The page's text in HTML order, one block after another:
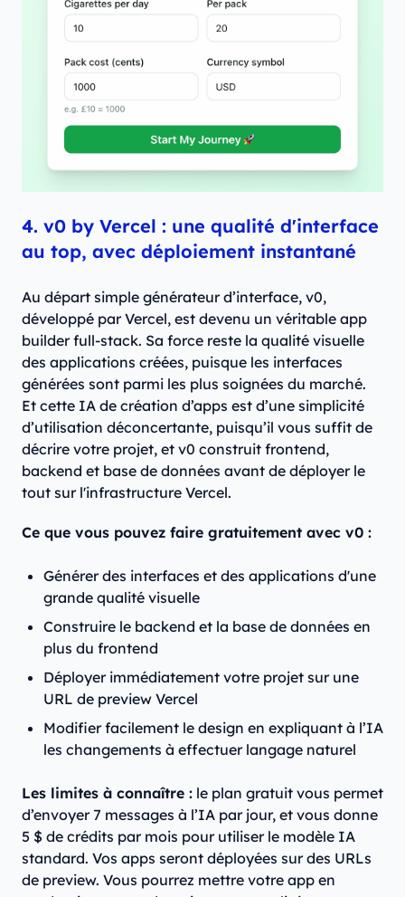
4. v0 by Vercel : une qualité d'interface
au top, avec déploiement instantané
Au départ simple générateur d’interface, v0,
développé par Vercel, est devenu un véritable app
builder full-stack. Sa force reste la qualité visuelle
des applications créées, puisque les interfaces
générées sont parmi les plus soignées du marché.
Et cette IA de création d’apps est d’une simplicité
d’utilisation déconcertante, puisqu’il vous suffit de
décrire votre projet, et v0 construit frontend,
backend et base de données avant de déployer le
tout sur l'infrastructure Vercel.
Ce que vous pouvez faire gratuitement avec v0 :
Générer des interfaces et des applications d'une
grande qualité visuelle
Construire le backend et la base de données en
plus du frontend
Déployer immédiatement votre projet sur une
URL de preview Vercel
Modifier facilement le design en expliquant à l’IA
les changements à effectuer langage naturel
Les limites à connaître : le plan gratuit vous permet
d’envoyer 7 messages à l’IA par jour, et vous donne
5 $ de crédits par mois pour utiliser le modèle IA
standard. Vos apps seront déployées sur des URLs
de preview. Vous pourrez mettre votre app en